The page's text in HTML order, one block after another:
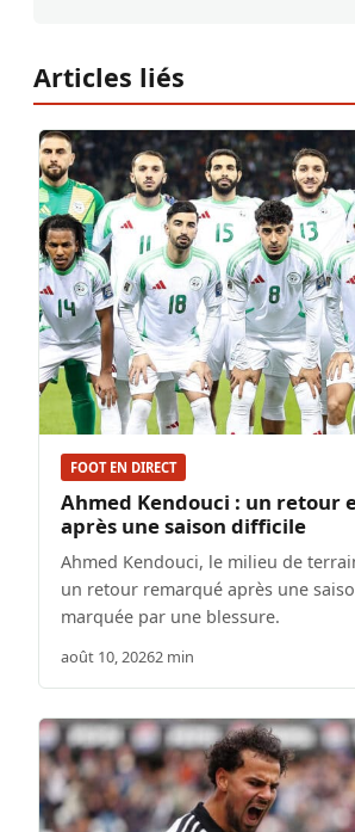
Articles liés
FOOT EN DIRECT
Ahmed Kendouci : un retour
après une saison difficile
Ahmed Kendouci, le milieu de
un retour remarqué après une
marquée par une blessure.
août 10, 20262 min